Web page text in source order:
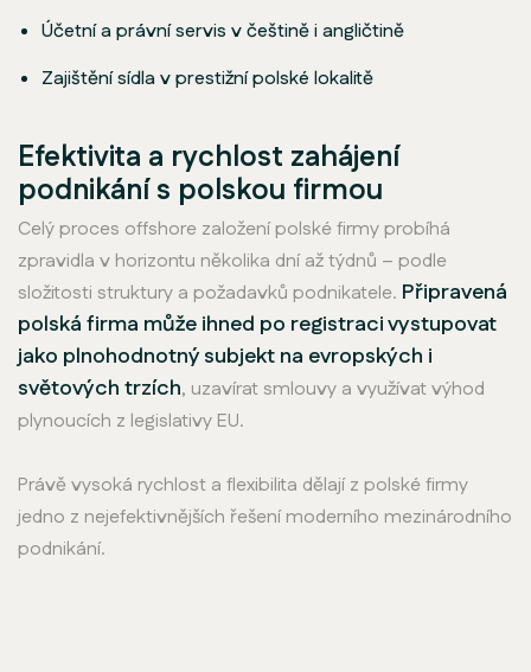
Účetní a právní servis v češtině i angličtině
Zajištění sídla v prestižní polské lokalitě
Efektivita a rychlost zahájení
podnikání s polskou firmou
Celý proces offshore založení polské firmy probíhá
zpravidla v horizontu několika dní až týdnů – podle
složitosti struktury a požadavků podnikatele. Připravená
polská firma může ihned po registraci vystupovat
jako plnohodnotný subjekt na evropských i
světových trzích, uzavírat smlouvy a využívat výhod
plynoucích z legislativy EU.
Právě vysoká rychlost a flexibilita dělají z polské firmy
jedno z nejefektivnějších řešení moderního mezinárodního
podnikání.